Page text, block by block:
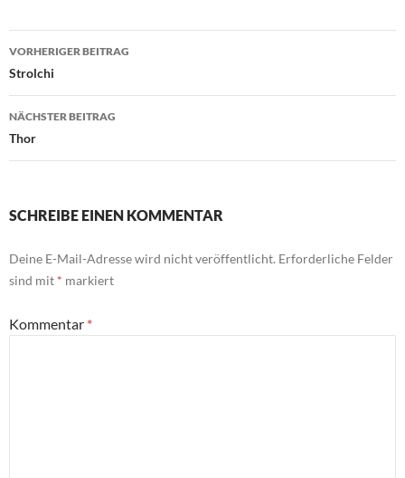
Beitragsnavigation
VORHERIGER BEITRAG
Strolchi
NÄCHSTER BEITRAG
Thor
SCHREIBE EINEN KOMMENTAR
Deine E-Mail-Adresse wird nicht veröffentlicht. Erforderliche Felder
sind mit * markiert
Kommentar *